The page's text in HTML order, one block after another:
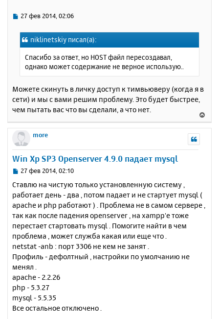
С
о
б
и
е
27 фев 2014, 02:06
niklinetskiy писал(а):
Спасибо за ответ, но HOST файл пересоздавал,
однако может содержание не верное использую..
Можете скинуть в личку доступ к тимвьюверу (когда я в
сети) и мы с вами решим проблему. Это будет быстрее,
чем пытать вас что вы сделали, а что нет.
е
more
Win Xp SP3 Openserver 4.9.0 падает mysql
С
о
б
щ
е
н
и
е
27 фев 2014, 02:10
Ставлю на чистую только установленную систему ,
работает день - два , потом падает и не стартует mysql (
apache и php работают ) . Проблема не в самом сервере ,
так как после падения openserver , на xampp'е тоже
перестает стартовать mysql . Помогите найти в чем
проблема , может служба какая или еще что .
netstat -anb : порт 3306 не кем не занят .
Профиль - дефолтный , настройки по умолчанию не
менял .
apache - 2.2.26
php - 5.3.27
mysql - 5.5.35
Все остальное отключено .